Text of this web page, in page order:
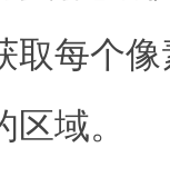
取每个
域。